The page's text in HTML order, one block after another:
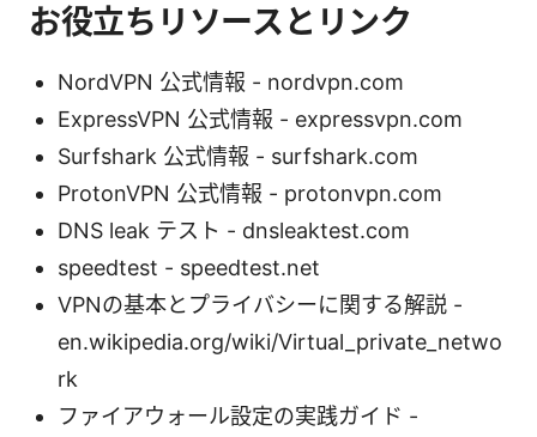
お役立ちリソースとリンク
NordVPN 公式情報 - nordvpn.com
ExpressVPN 公式情報 - expressvpn.com
Surfshark 公式情報 - surfshark.com
ProtonVPN 公式情報 - protonvpn.com
DNS leak テスト - dnsleaktest.com
speedtest - speedtest.net
VPNの基本とプライバシーに関する解説 -
en.wikipedia.org/wiki/Virtual_private_netwo
rk
ファイアウォール設定の実践ガイド -